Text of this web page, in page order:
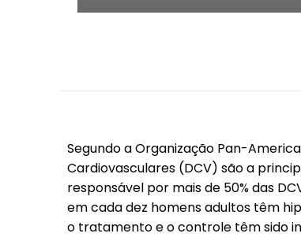
Segundo a Organização Pan-
Cardiovasculares (DCV) são a
responsável por mais de 50% das
em cada dez homens adultos têm
o tratamento e o controle têm sido